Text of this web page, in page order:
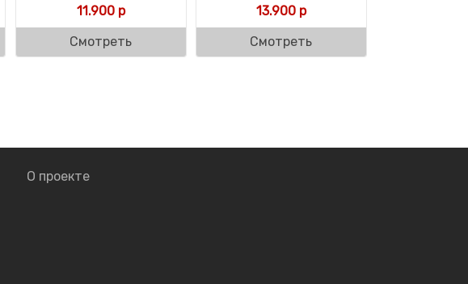
11.900р
Смотреть
13.900р
Смотреть
О проекте